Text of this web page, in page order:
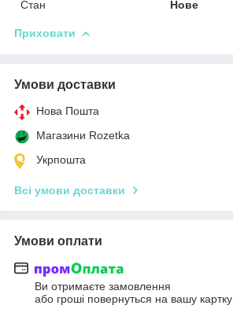
Стан
Нове
Приховати
Умови доставки
Нова Пошта
Магазини Rozetka
Укрпошта
Всі умови доставки
Умови оплати
Ви отримаєте замовлення
або гроші повернуться на вашу картку